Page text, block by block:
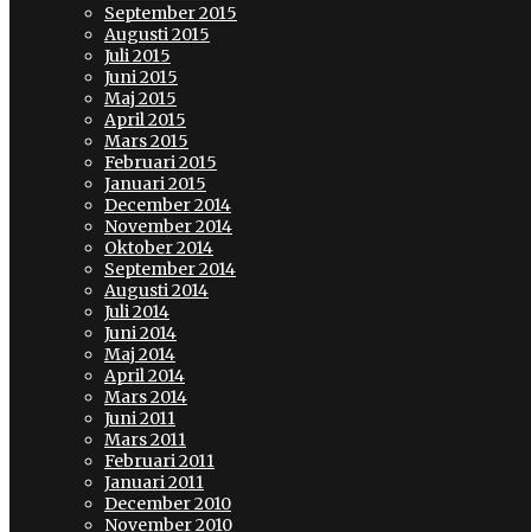
September 2015
Augusti 2015
Juli 2015
Juni 2015
Maj 2015
April 2015
Mars 2015
Februari 2015
Januari 2015
December 2014
November 2014
Oktober 2014
September 2014
Augusti 2014
Juli 2014
Juni 2014
Maj 2014
April 2014
Mars 2014
Juni 2011
Mars 2011
Februari 2011
Januari 2011
December 2010
November 2010